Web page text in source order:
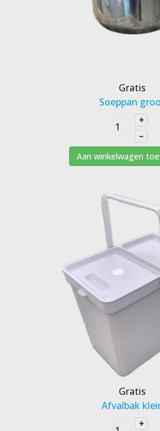
Gratis
Soeppan
+
–
Aan winkelwagen
Gratis
Afvalbak
+